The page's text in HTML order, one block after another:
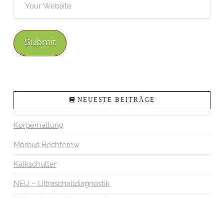
NEUESTE BEITRÄGE
Körperhaltung
Morbus Bechterew
Kalkschulter
NEU – Ultraschalldiagnostik